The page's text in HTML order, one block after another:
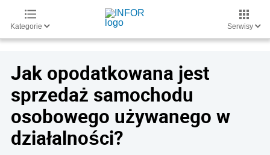
Kategorie Serwisy
Jak opodatkowana jest
sprzedaż samochodu
osobowego używanego w
działalności?